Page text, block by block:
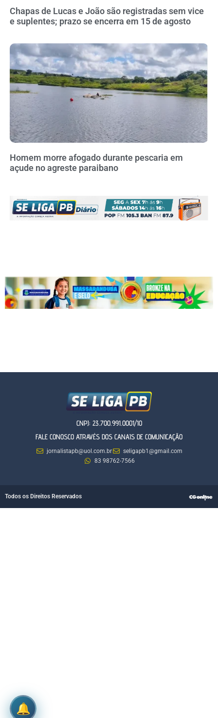
Chapas de Lucas e João são registradas sem vice
e suplentes; prazo se encerra em 15 de agosto
Homem morre afogado durante pescaria em
açude no agreste paraibano
CNPJ: 23.700.991.0001/10
FALE CONOSCO ATRAVÉS DOS CANAIS DE COMUNICAÇÃO
jornalistapb@uol.com.br
seligapb1@gmail.com
83 98762-7566
Todos os Direitos Reservados